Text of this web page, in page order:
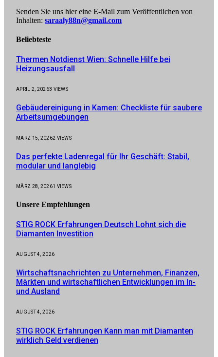
Senden Sie uns hier eine E-Mail zum Veröffentlichen von
Inhalten: saraaly88n@gmail.com
Beliebteste
Thermen Notdienst Wien: Schnelle Hilfe bei
Heizungsausfall
APRIL 2, 20263 VIEWS
Gebäudereinigung in Kamen: Checkliste für saubere
Arbeitsumgebungen
MÄRZ 15, 20262 VIEWS
Das perfekte Ladenregal für Ihr Geschäft: Stabil,
modular und langlebig
MÄRZ 28, 20261 VIEWS
Unsere Empfehlungen
STIG ROCK Erfahrungen Deutsch Lohnt sich die
Diamanten Investition
AUGUST 4, 2026
Wirtschaftsnachrichten zu Unternehmen, Finanzen,
Märkten und wirtschaftlichen Entwicklungen im In-
und Ausland
AUGUST 4, 2026
STIG ROCK Erfahrungen Kann man mit Diamanten
wirklich Geld verdienen